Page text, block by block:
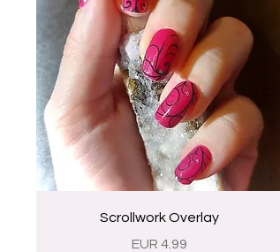
Schnellansicht
Scrollwork Overlay
Preis
EUR 4.99